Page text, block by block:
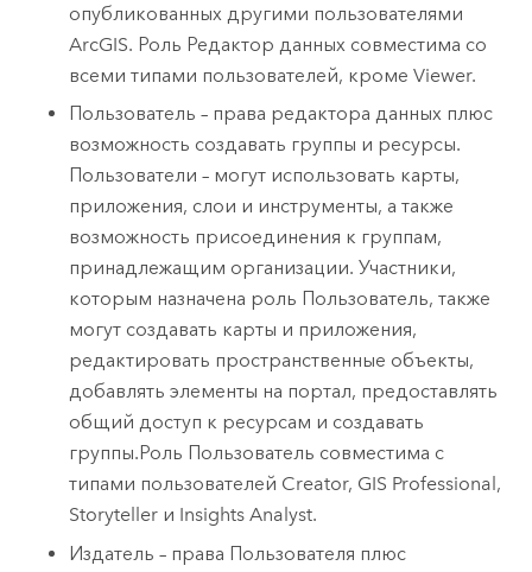
опубликованных другими пользователями
ArcGIS. Роль Редактор данных совместима со
всеми типами пользователей, кромеViewer.
Пользователь – права редактора данных плюс
возможность создавать группы и ресурсы.
Пользователи – могут использовать карты,
приложения, слои и инструменты, а также
возможность присоединения к группам,
принадлежащим организации. Участники,
которым назначена роль Пользователь, также
могут создавать карты и приложения,
редактировать пространственные объекты,
добавлять элементы на портал, предоставлять
общий доступ к ресурсам и создавать
группы. Роль Пользователь совместима с
типами пользователей Creator, GIS Professional ,
Storyteller и Insights Analyst.
Издатель – права Пользователя плюс